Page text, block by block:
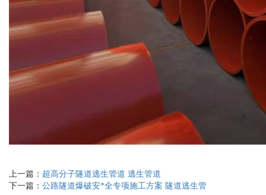
上一篇： 超高分子隧道逃生管道 逃生管道
下一篇： 公路隧道爆破安*全专项施工方案 隧道逃生管